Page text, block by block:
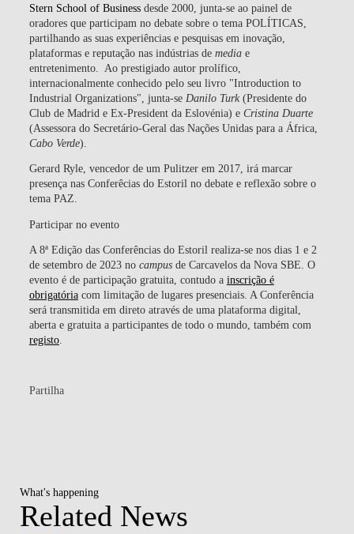
Stern School of Business desde 2000, junta-se ao painel de
oradores que participam no debate sobre o tema POLÍTICAS
partilhando as suas experiências e pesquisas em inovação,
plataformas e reputação nas indústrias de mediae
entretenimento. Ao prestigiado autor prolífico,
internacionalmente conhecido pelo seu livro "Introduction to
Industrial Organizations", junta-se Danilo Turk(Presidente do
Club de Madrid e Ex-President da Eslovénia) e Cristina Duarte
(Assessora do Secretário-Geral das Nações Unidas para a África,
Cabo Verde).
Gerard Ryle, vencedor de um Pulitzer em 2017, irá marcar
presença nas Conferêcias do Estorilno debate e reflexão sobre o
tema PAZ.
Participar no evento
A 8ª Edição das Conferências do Estoril realiza-se nos dias 1 e 2
de setembro de 2023 no campusde Carcavelos da Nova SBE. O
evento é de participação gratuita, contudo a inscrição é
obrigatóriacom limitação de lugares presenciais. A Conferência
será transmitida em direto através de uma plataforma digital,
aberta e gratuita a participantes de todo o mundo, também com
registo.
Partilha
What's happening
Related News